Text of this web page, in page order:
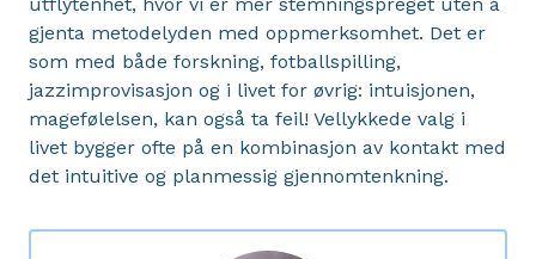
gjenta metodelyden med oppmerksomhet. Det er
som med både forskning, fotballspilling,
jazzimprovisasjon og i livet for øvrig: intuisjonen,
magefølelsen, kan også ta feil! Vellykkede valg i
livet bygger ofte på en kombinasjon av kontakt med
det intuitive og planmessig gjennomtenkning.